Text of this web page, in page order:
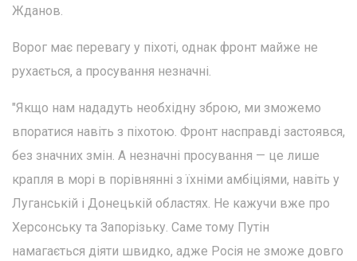
Жданов.
Ворог має перевагу у піхоті, однак фронт майже не
рухається, а просування незначні.
"Якщо нам нададуть необхідну зброю, ми зможемо
впоратися навіть з піхотою. Фронт насправді застоявся,
без значних змін. А незначні просування — це лише
крапля в морі в порівнянні з їхніми амбіціями, навіть у
Луганській і Донецькій областях. Не кажучи вже про
Херсонську та Запорізьку. Саме тому Путін
намагається діяти швидко, адже Росія не зможе довго